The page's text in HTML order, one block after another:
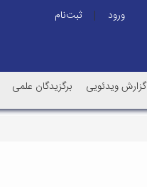
ورود |
ثبت‌نام
گزارش ویدئویی برگزیدگان علمی